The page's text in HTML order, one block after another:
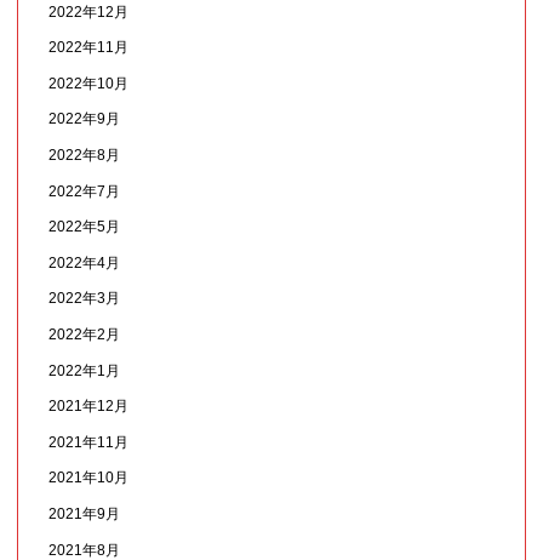
2022年12月
2022年11月
2022年10月
2022年9月
2022年8月
2022年7月
2022年5月
2022年4月
2022年3月
2022年2月
2022年1月
2021年12月
2021年11月
2021年10月
2021年9月
2021年8月